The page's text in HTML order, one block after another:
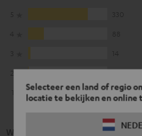
Selecteer een land of regio
locatie te bekijken en online
2
4
3
Wat onze klanten zeggen